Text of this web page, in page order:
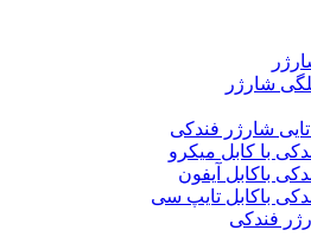
شارژر
شارژر فندکی
با کابل میکرو
باکابل آیفون
باکابل تایپ سی
فندکی